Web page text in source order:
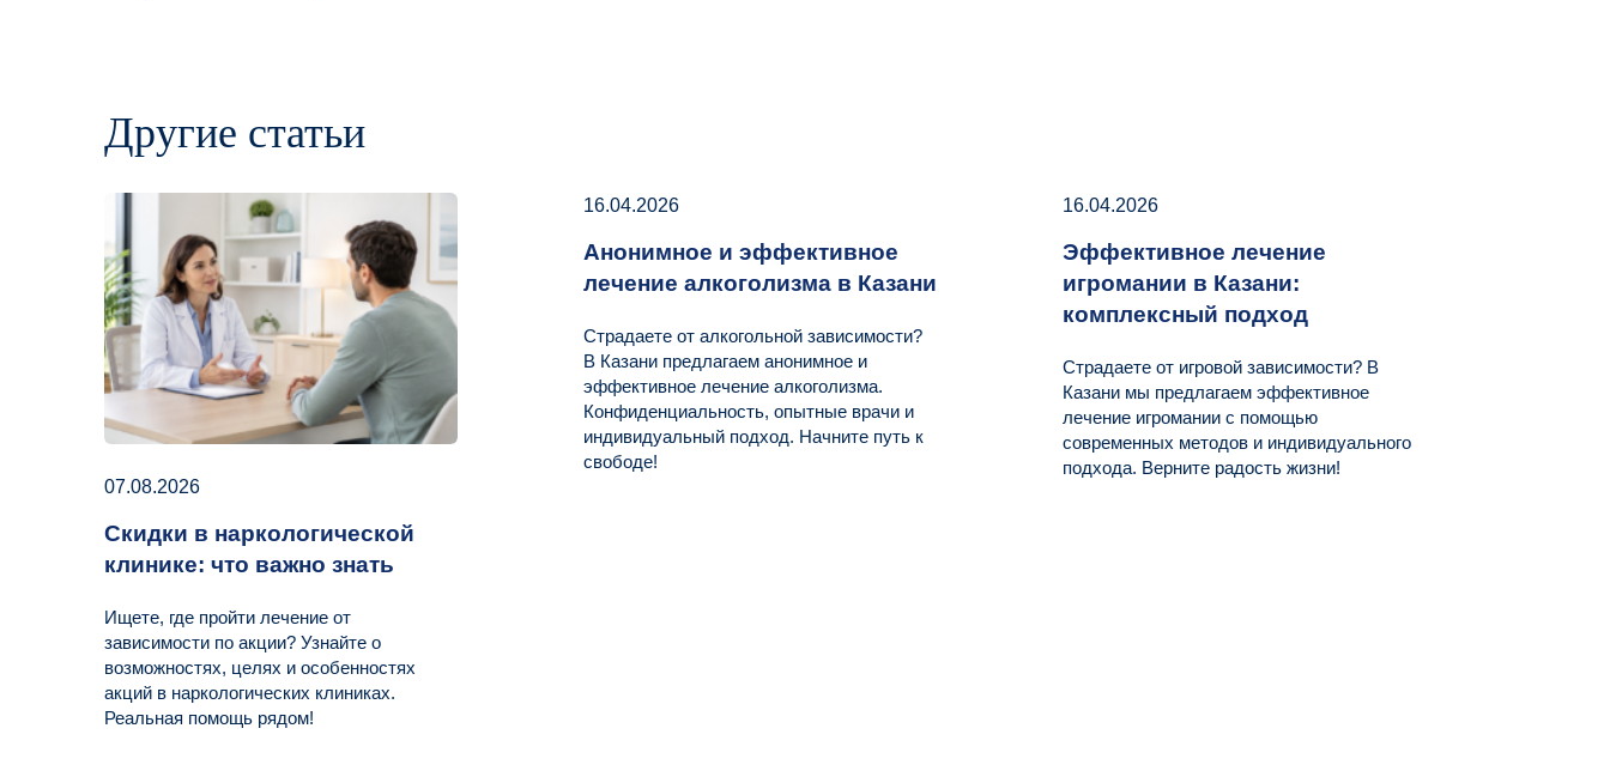
Другие статьи
07.08.2026
Скидки в наркологической
клинике: что важно знать
Ищете, где пройти лечение от
зависимости по акции? Узнайте о
возможностях, целях и особенностях
акций в наркологических клиниках.
Реальная помощь рядом!
16.04.2026
Анонимное и эффективное
лечение алкоголизма в Казани
Страдаете от алкогольной зависимости?
В Казани предлагаем анонимное и
эффективное лечение алкоголизма.
Конфиденциальность, опытные врачи и
индивидуальный подход. Начните путь к
свободе!
16.04.2026
Эффективное лечение
игромании в Казани:
комплексный подход
Страдаете от игровой зависимости? В
Казани мы предлагаем эффективное
лечение игромании с помощью
современных методов и индивидуального
подхода. Верните радость жизни!